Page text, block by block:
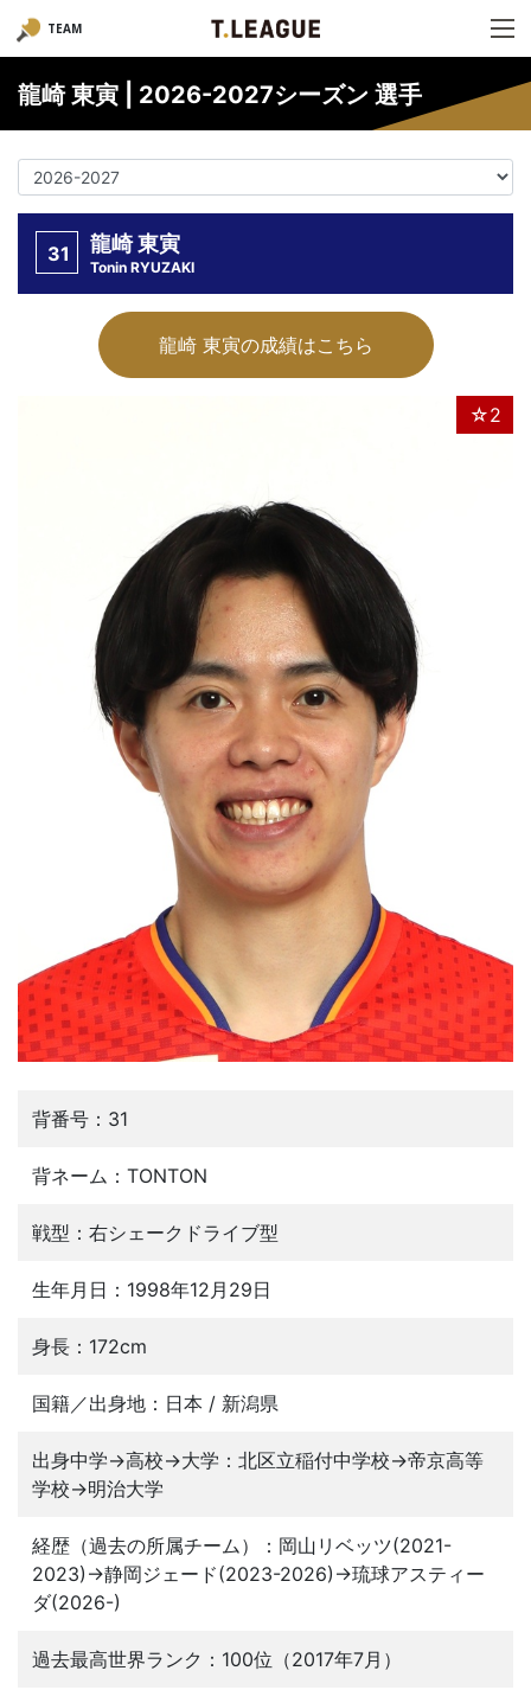
TEAM
龍崎 東寅 | 2026-2027シーズン 選手
31 龍崎 東寅
Tonin RYUZAKI
龍崎 東寅の成績はこちら
☆2
背番号：31
背ネーム：TONTON
戦型：右シェークドライブ型
生年月日：1998年12月29日
身長：172cm
国籍／出身地：日本 / 新潟県
出身中学→高校→大学：北区立稲付中学校→帝京高等
学校→明治大学
経歴（過去の所属チーム）：岡山リベッツ(2021-
2023)→静岡ジェード(2023-2026)→琉球アスティー
ダ(2026-)
過去最高世界ランク：100位（2017年7月）